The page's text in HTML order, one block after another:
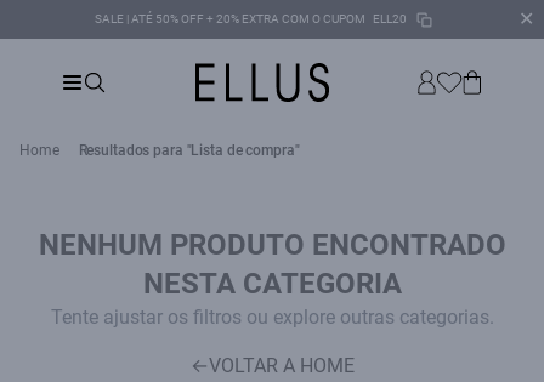
SALE | ATÉ 50% OFF + 20% EXTRA COM O CUPOM ELL20 ✕
Home Resultados para "Lista de compra"
NENHUM PRODUTO ENCONTRADO
NESTA CATEGORIA
Tente ajustar os filtros ou explore outras categorias.
←VOLTAR A HOME